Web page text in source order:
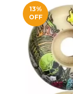
13%
OFF